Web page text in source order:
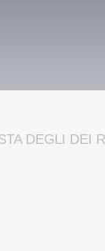
DEGLI DEI